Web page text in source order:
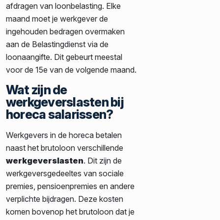
afdragen van loonbelasting. Elke
maand moet je werkgever de
ingehouden bedragen overmaken
aan de Belastingdienst via de
loonaangifte. Dit gebeurt meestal
voor de 15e van de volgende maand.
Wat zijn de
werkgeverslasten bij
horeca salarissen?
Werkgevers in de horeca betalen
naast het brutoloon verschillende
werkgeverslasten. Dit zijn de
werkgeversgedeeltes van sociale
premies, pensioenpremies en andere
verplichte bijdragen. Deze kosten
komen bovenop het brutoloon dat je